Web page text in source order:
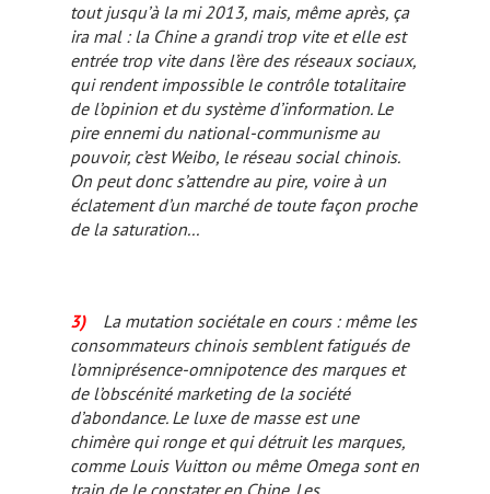
tout jusqu’à la mi 2013, mais, même après, ça
ira mal : la Chine a grandi trop vite et elle est
entrée trop vite dans l’ère des réseaux sociaux,
qui rendent impossible le contrôle totalitaire
de l’opinion et du système d’information. Le
pire ennemi du national-communisme au
pouvoir, c’est Weibo, le réseau social chinois.
On peut donc s’attendre au pire, voire à un
éclatement d’un marché de toute façon proche
de la saturation...
3)
La mutation sociétale en cours : même les
consommateurs chinois semblent fatigués de
l’omniprésence-omnipotence des marques et
de l’obscénité marketing de la société
d’abondance. Le luxe de masse est une
chimère qui ronge et qui détruit les marques,
comme Louis Vuitton ou même Omega sont en
train de le constater en Chine. Les